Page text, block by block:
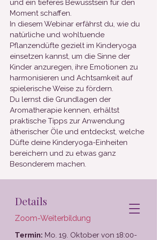
und ein tieferes Bewusstsein für den
Moment schaffen.
In diesem Webinar erfährst du, wie du
natürliche und wohltuende
Pflanzendüfte gezielt im Kinderyoga
einsetzen kannst, um die Sinne der
Kinder anzuregen, ihre Emotionen zu
harmonisieren und Achtsamkeit auf
spielerische Weise zu fördern.
Du lernst die Grundlagen der
Aromatherapie kennen, erhältst
praktische Tipps zur Anwendung
ätherischer Öle und entdeckst, welche
Düfte deine Kinderyoga-Einheiten
bereichern und zu etwas ganz
Besonderem machen.
Details
Zoom-Weiterbildung
Termin: Mo. 19. Oktober von 18:00-